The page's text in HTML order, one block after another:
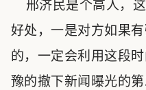
邢济民是个高人，
好处，一是对方如果
的，一定会利用这段
豫的撤下新闻曝光的